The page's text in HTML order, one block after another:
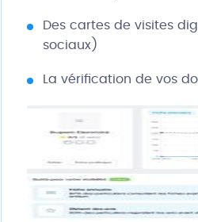
Des cartes de visites
sociaux)
La vérification de vos